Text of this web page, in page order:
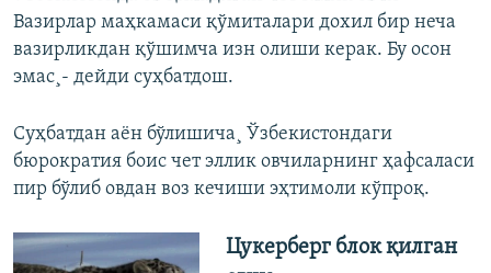
Вазирлар маҳкамаси қўмиталари дохил бир неча
вазирликдан қўшимча изн олиши керак. Бу осон
эмас¸- дейди суҳбатдош.
Суҳбатдан аëн бўлишича¸ Ўзбекистондаги
бюрократия боис чет эллик овчиларнинг ҳафсаласи
пир бўлиб овдан воз кечиши эҳтимоли кўпроқ.
Цукерберг блок қилган